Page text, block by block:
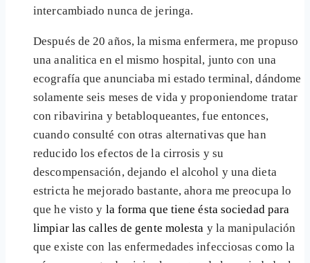
intercambiado nunca de jeringa.
Después de 20 años, la misma enfermera, me propuso
una analitica en el mismo hospital, junto con una
ecografía que anunciaba mi estado terminal, dándome
solamente seis meses de vida y proponiendome tratar
con ribavirina y betabloqueantes, fue entonces,
cuando consulté con otras alternativas que han
reducido los efectos de la cirrosis y su
descompensación, dejando el alcohol y una dieta
estricta he mejorado bastante, ahora me preocupa lo
que he visto y la forma que tiene ésta sociedad para
limpiar las calles de gente molesta y la manipulación
que existe con las enfermedades infecciosas como la